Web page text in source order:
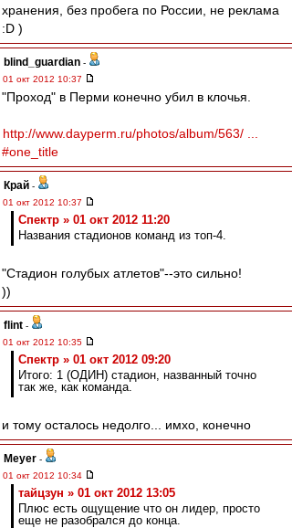
хранения, без пробега по России, не реклама
:D )
blind_guardian -
01 окт 2012 10:37
"Проход" в Перми конечно убил в клочья.
http://www.dayperm.ru/photos/album/563/ ...
#one_title
Край -
01 окт 2012 10:37
Спектр » 01 окт 2012 11:20
Названия стадионов команд из топ-4.
"Стадион голубых атлетов"--это сильно!
))
flint -
01 окт 2012 10:35
Спектр » 01 окт 2012 09:20
Итого: 1 (ОДИН) стадион, названный точно
так же, как команда.
и тому осталось недолго... имхо, конечно
Meyer -
01 окт 2012 10:34
тайцзун » 01 окт 2012 13:05
Плюс есть ощущение что он лидер, просто
еще не разобрался до конца.